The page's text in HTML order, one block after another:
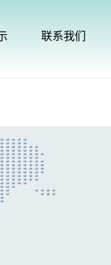
联系我们